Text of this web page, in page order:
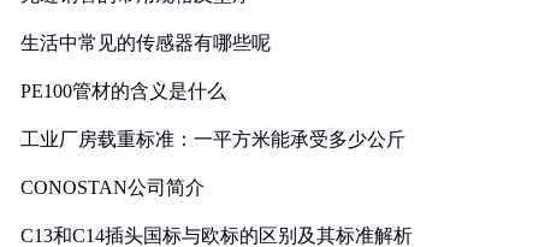
生活中常见的传感器有哪些呢
PE100管材的含义是什么
工业厂房载重标准：一平方米能承受多少公斤
CONOSTAN公司简介
C13和C14插头国标与欧标的区别及其标准解析